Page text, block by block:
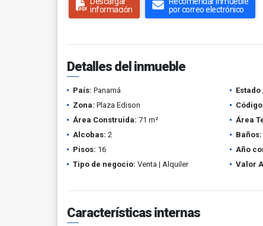
información
por correo electrónico
Detalles del inmueble
País: Panamá
Zona: Plaza Edison
Área Construida: 71 m² Área
Alcobas: 2 Baños:
Pisos: 16 Año
Tipo de negocio: Venta | Alquiler Valor
Características internas